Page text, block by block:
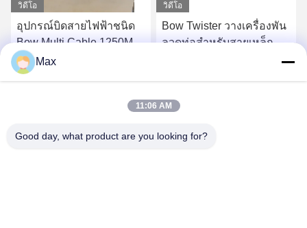
วิดีโอ
อุปกรณ์บิดสายไฟฟ้าชนิด
Bow Multi Cable 1250MM
45HP เครื่องบิดสายไฟฟ้า
ประกอบความละเอียด
วิดีโอ
Bow Twister วางเครื่องพัน
ลวดท่อสำหรับสายเหล็ก
Max
11:06 AM
Good day, what product are you looking for?